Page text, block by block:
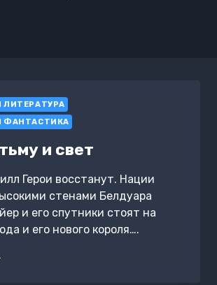
ЛИТЕРАТУРА
ФАНТАСТИКА
и свет
Герои восстанут. Нации
стенами Белдуара
и его спутники стоят на
и его нового короля….